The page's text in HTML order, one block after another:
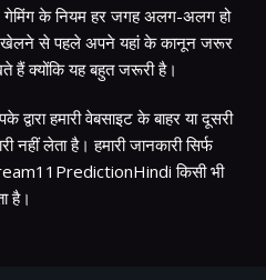
के नियम हर जगह अलग-अलग हो
से पहले अपने यहां के कानून जरूर
हैं क्योंकि यह बहुत जरूरी है।
हमारी वेबसाइट के बाहर या दूसरी
नहीं लेता है। हमारी जानकारी सिर्फ
किसी भी
है।